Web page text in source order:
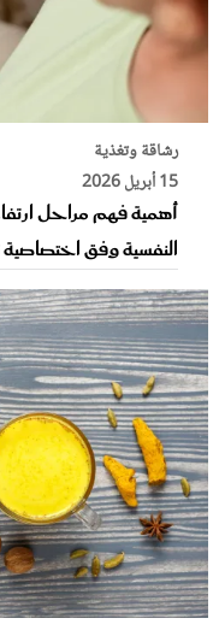
رشاقة وتغذية
15 أبريل 2026
أهمية فهم مراحل
النفسية وفق